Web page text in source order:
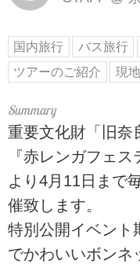
国内旅行 バス旅行
ツアーのご紹介
現
重要文化財「旧奈
『赤レンガフェ
より4月11日まで
催致します。
特別公開イベント
でかわいいボンネ